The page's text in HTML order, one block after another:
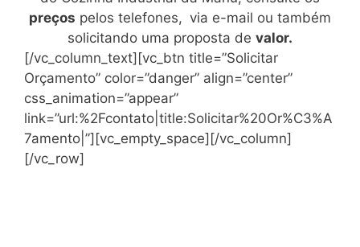
preços pelos telefones, via e-mail ou também
solicitando uma proposta de valor.
[/vc_column_text][vc_btn title=”Solicitar
Orçamento” color=”danger” align=”center”
css_animation=”appear”
link=”url:%2Fcontato|title:Solicitar%20Or%C3%A
7amento|”][vc_empty_space][/vc_column]
[/vc_row]